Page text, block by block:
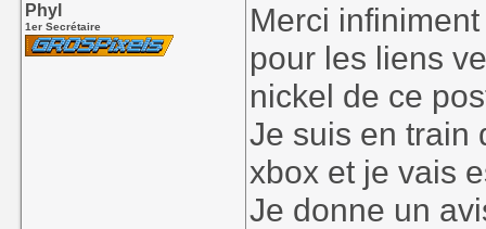
Phyl
1er Secrétaire
Merci
pour les liens
nickel de ce
Je suis en train
xbox et je vais
Je donne un